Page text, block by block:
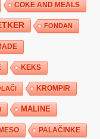
COKE AND MEALS
FONDAN
KEKS
KROMPIR
MALINE
PALAČINKE